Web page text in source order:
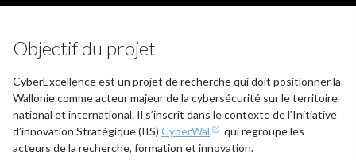
Objectif du projet
CyberExcellence est un projet de recherche qui doit positionner la
Wallonie comme acteur majeur de la cybersécurité sur le territoire
national et international. Il s’inscrit dans le contexte de l’Initiative
d’innovation Stratégique (IIS) CyberWal
qui regroupe les
acteurs de la recherche, formation et innovation.